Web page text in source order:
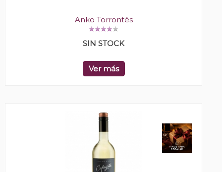
Anko Torrontés
SIN STOCK
Ver más